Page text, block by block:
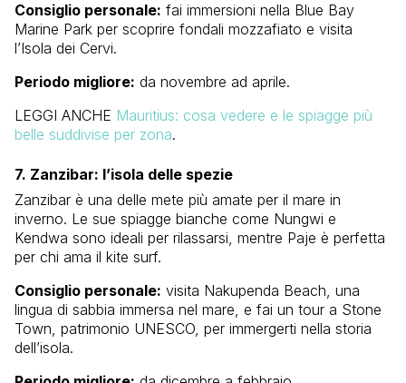
Consiglio personale: fai immersioni nella Blue Bay
Marine Park per scoprire fondali mozzafiato e visita
l’Isola dei Cervi.
Periodo migliore: da novembre ad aprile.
LEGGI ANCHE Mauritius: cosa vedere e le spiagge più
belle suddivise per zona.
7. Zanzibar: l’isola delle spezie
Zanzibar è una delle mete più amate per il mare in
inverno. Le sue spiagge bianche come Nungwi e
Kendwa sono ideali per rilassarsi, mentre Paje è perfetta
per chi ama il kite surf.
Consiglio personale: visita Nakupenda Beach, una
lingua di sabbia immersa nel mare, e fai un tour a Stone
Town, patrimonio UNESCO, per immergerti nella storia
dell’isola.